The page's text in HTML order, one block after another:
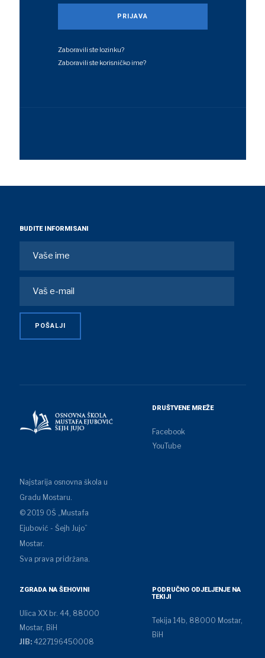
PRIJAVA
Zaboravili ste lozinku?
Zaboravili ste korisničko ime?
BUDITE INFORMISANI
Najstarija osnovna škola u
Gradu Mostaru.
© 2019 OŠ „Mustafa
Ejubović - Šejh Jujo”
Mostar.
Sva prava pridržana.
DRUŠTVENE MREŽE
Facebook
YouTube
ZGRADA NA ŠEHOVINI
Ulica XX br. 44, 88000
Mostar, BiH
JIB:4227196450008
PODRUČNO ODJELJENJE NA
TEKIJI
Tekija 14b, 88000 Mostar,
BiH